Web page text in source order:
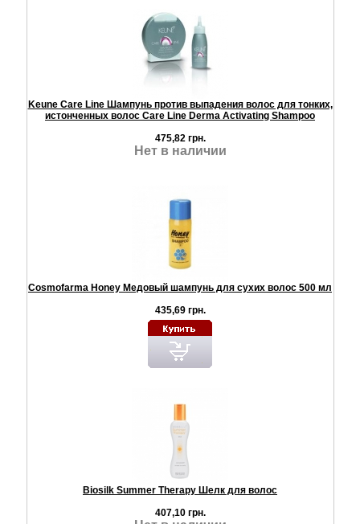
Keune Care Line Шампунь против выпадения волос для тонких,
истонченных волос Care Line Derma Activating Shampoo
475,82 грн.
Нет в наличии
Cosmofarma Honey Медовый шампунь для сухих волос 500 мл
435,69 грн.
Biosilk Summer Therapy Шелк для волос
407,10 грн.